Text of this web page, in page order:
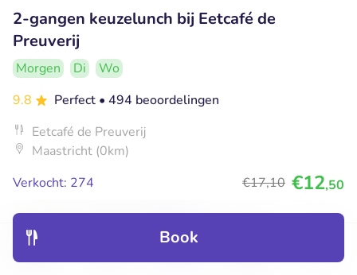
Book
2-gangen keuzelunch bij Eetcafé de
Preuverij
Morgen Di
Wo
9.8
Perfect • 494 beoordelingen
Eetcafé de Preuverij
Maastricht (0km)
Verkocht: 274
€17,10 €12,50